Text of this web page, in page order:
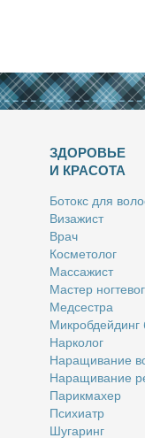
ЗДОРОВЬЕ
И КРАСОТА
Бо­токс для
Ви­за­жист
Врач
Кос­ме­то­лог
Мас­са­жист
Ма­стер
Мед­сест­ра
Мик­роб­дей­динг
Нар­ко­лог
На­ра­щи­ва­ние
На­ра­щи­ва­ние
Па­рик­махер
Пси­хи­атр
Шу­га­ринг